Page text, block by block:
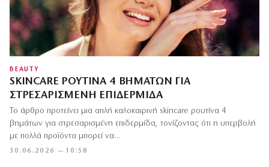
BEAUTY
SKINCARE ΡΟΥΤΊΝΑ 4 ΒΗΜΆΤΩΝ ΓΙΑ
ΣΤΡΕΣΑΡΙΣΜΈΝΗ ΕΠΙΔΕΡΜΊΔΑ
30.06.2026 — 10:58
Το άρθρο προτείνει μια απλή καλοκαιρινή skincare ρουτίνα 4
βημάτων για στρεσαρισμένη επιδερμίδα, τονίζοντας ότι η υπερβολή
με πολλά προϊόντα μπορεί να…